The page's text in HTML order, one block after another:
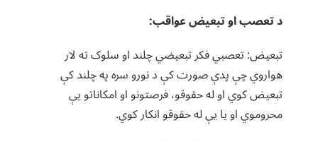
د تعصب او تبعیض عواقب:
تبعیض: تعصبي فکر تبعیضي چلند او سلوک ته لار
هواروي چې پدې صورت کې د نورو سره په چلند کې
تبعیض کوي او له حقوقو، فرصتونو او امکاناتو یې
محروموي او یا یې له حقوقو انکار کوي.